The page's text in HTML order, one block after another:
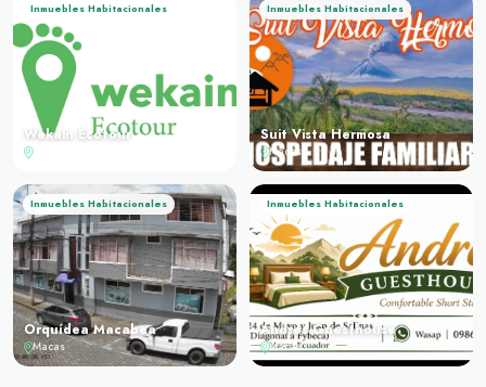
Inmuebles Habitacionales
Wekain Ecotour
Sinaí
Inmuebles Habitacionales
Suit Vista Hermosa
Macas
Inmuebles Habitacionales
Orquídea Macabea
Macas
Inmuebles Habitacionales
Andres Guesthouse
Macas